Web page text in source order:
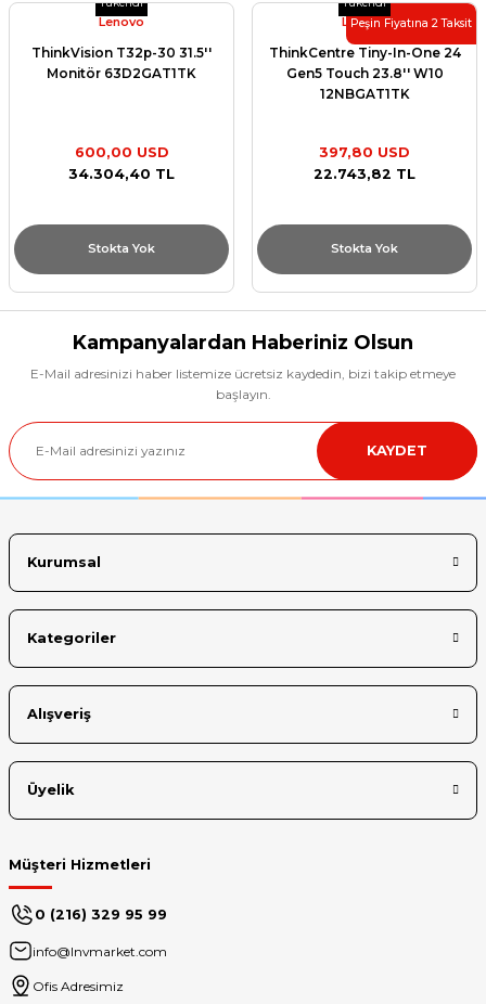
Tükendi
Lenovo
ThinkVision T32p-30 31.5''
Monitör 63D2GAT1TK
600,00 USD
34.304,40 TL
Stokta Yok
Tükendi
Peşin Fiyatına 2 Taksit
Lenovo
ThinkCentre Tiny-In-One 24
Gen5 Touch 23.8'' W10
12NBGAT1TK
397,80 USD
22.743,82 TL
Stokta Yok
Kampanyalardan Haberiniz Olsun
E-Mail adresinizi haber listemize ücretsiz kaydedin, bizi takip etmeye
başlayın.
KAYDET
Kurumsal
Kategoriler
Alışveriş
Üyelik
Müşteri Hizmetleri
0 (216) 329 95 99
info@lnvmarket.com
Ofis Adresimiz